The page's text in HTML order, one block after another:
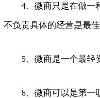
4、微商只是在做一种
不负责具体的经营是最
5、微商是一个最轻资
6、微商可以是第一职